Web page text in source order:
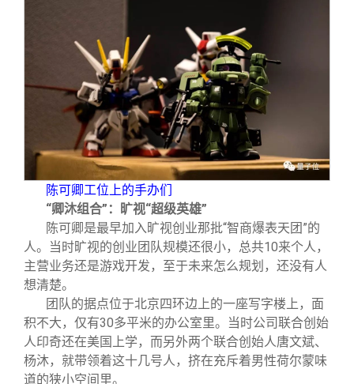
陈可卿工位上的手办们
“卿沐组合”：旷视“超级英雄”
陈可卿是最早加入旷视创业那批“智商爆表天团”的
人。当时旷视的创业团队规模还很小，总共10来个人，
主营业务还是游戏开发，至于未来怎么规划，还没有人
想清楚。
团队的据点位于北京四环边上的一座写字楼上，面
积不大，仅有30多平米的办公室里。当时公司联合创始
人印奇还在美国上学，而另外两个联合创始人唐文斌、
杨沐，就带领着这十几号人，挤在充斥着男性荷尔蒙味
道的狭小空间里。